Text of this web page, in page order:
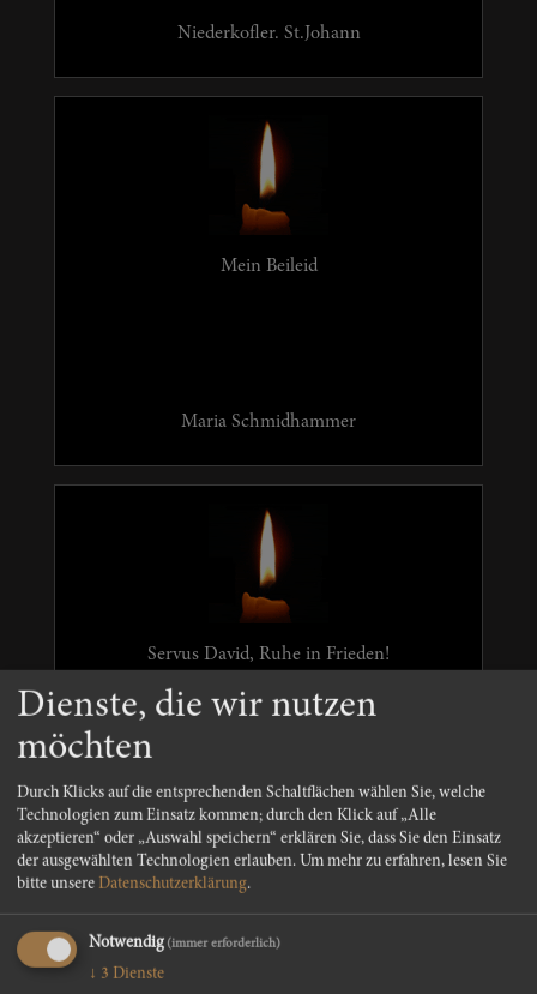
Niederkofler. St.Johann
Mein Beileid
Maria Schmidhammer
Servus David, Ruhe in Frieden!
Huber Kathrin mit Familie
Dienste, die wir nutzen
möchten
Durch Klicks auf die entsprechenden Schaltflächen wählen Sie, welche
Technologien zum Einsatz kommen; durch den Klick auf „Alle
akzeptieren“ oder „Auswahl speichern“ erklären Sie, dass Sie den Einsatz
der ausgewählten Technologien erlauben. Um mehr zu erfahren, lesen Sie
bitte unsere Datenschutzerklärung.
Notwendig (immer erforderlich)
↓ 3 Dienste